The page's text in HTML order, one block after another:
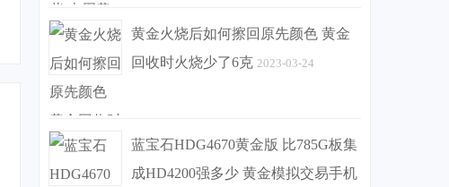
黄金火烧后如何擦回原先颜色 黄金
回收时火烧少了6克 2023-03-24
10:01:21
蓝宝石HDG4670黄金版 比785G板集
成HD4200强多少 黄金模拟交易手机